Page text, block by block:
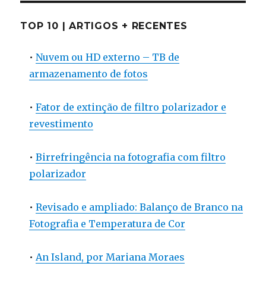
TOP 10 | ARTIGOS + RECENTES
•Nuvem ou HD externo – TB de
armazenamento de fotos
•Fator de extinção de filtro polarizador e
revestimento
•Birrefringência na fotografia com filtro
polarizador
•Revisado e ampliado: Balanço de Branco na
Fotografia e Temperatura de Cor
•An Island, por Mariana Moraes